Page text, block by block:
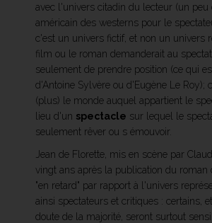
avec l'univers citadin du lecteur (un
américain des westerns pour le
c'est un univers fictif, et non un univers
film ou le roman demanderait au
seulement de prendre position (ce qui
d'Antoine Sylvère ou d'Eugène Le Roy);
(plus) le monde auquel appartient le
lieu d'un spectacle sur lequel le
seulement rêver ou s émouvoir.
Jean de Florette, mis en scène par
vingt ans après la publication du roman
"en retard" par rapport à l'univers
ainsi spectateurs et critiques : certains,
doute de la majorité, seront surtout